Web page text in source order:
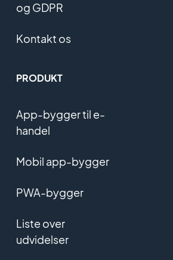
og GDPR
Kontakt os
PRODUKT
App-bygger til e-
handel
Mobil app-bygger
PWA-bygger
Liste over
udvidelser